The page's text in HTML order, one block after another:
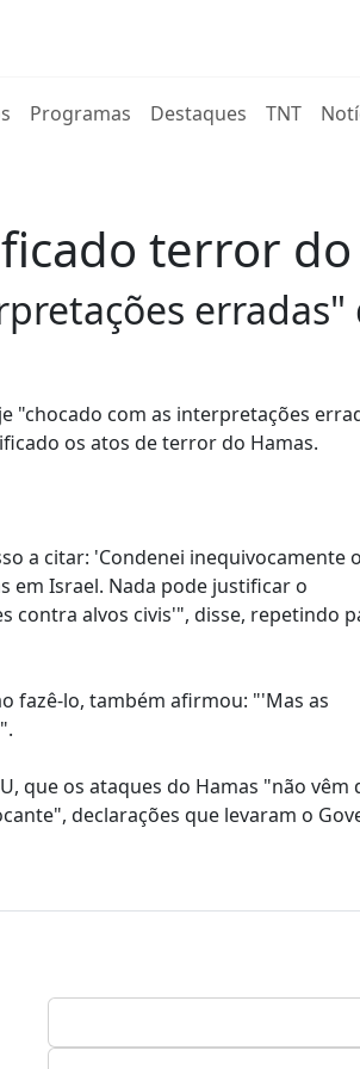
Programas Destaques TNT
terror do
erradas"
"chocado com as interpretações
os atos de terror do Hamas.
a citar: 'Condenei inequivocamente
em Israel. Nada pode justificar o
contra alvos civis'", disse, repetindo
fazê-lo, também afirmou: "'Mas as
que os ataques do Hamas "não vêm
declarações que levaram o